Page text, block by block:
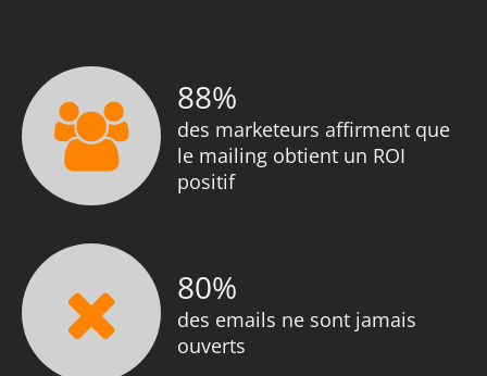
88%
des marketeurs affirment que
le mailing obtient un ROI
positif
80%
des emails ne sont jamais
ouverts